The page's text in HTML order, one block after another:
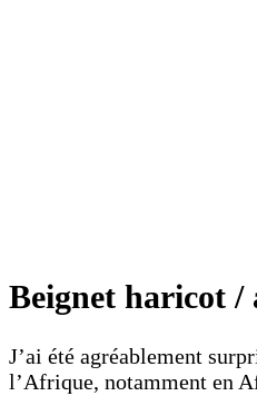
Beignet haricot
J’ai été agréablement
l’Afrique, notamment en